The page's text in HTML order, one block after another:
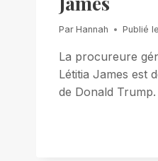
Par Hannah Publié le
La procureure
Létitia James est
de Donald